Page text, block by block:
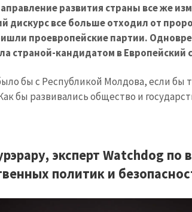
развития страны все же
дискурс все больше отходил от
проевропейские партии.
страной-кандидатом в Европейский
бы с Республикой Молдова, если бы
бы развивались общество и
эксперт Watchdog по
политик и